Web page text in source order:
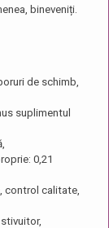
bineveniți.
de schimb,
suplimentul
0,21
control calitate,